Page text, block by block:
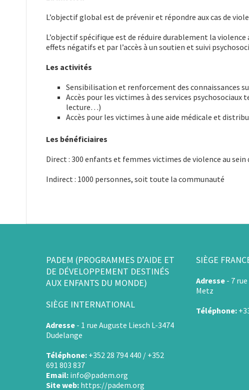
L’objectif global est de prévenir et répondre aux cas de
L’objectif spécifique est de réduire durablement la
effets négatifs et par l’accès à un soutien et suivi
Les activités
Sensibilisation et renforcement des connaissances
Accès pour les victimes à des services
lecture…)
Accès pour les victimes à une aide médicale et
Les bénéficiaires
Direct : 300 enfants et femmes victimes de violence au sein
Indirect : 1000 personnes, soit toute la communauté
PADEM (PROGRAMMES D’AIDE ET
DE DÉVELOPPEMENT DESTINÉS
AUX ENFANTS DU MONDE)
SIÈGE INTERNATIONAL
Adresse - 1 rue Auguste Liesch L-3474
Dudelange
Téléphone: +352 28 794 440 / +352
691 803 837
Email: info@padem.org
Site web: https://padem.org
SIÈGE
Adresse - 7
Metz
Téléphone: